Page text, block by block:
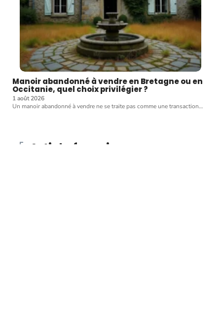
Manoir abandonné à vendre en Bretagne ou en
Occitanie, quel choix privilégier ?
1 août 2026
Un manoir abandonné à vendre ne se traite pas comme une transaction…
Article favori